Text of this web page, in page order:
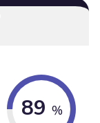
89 %